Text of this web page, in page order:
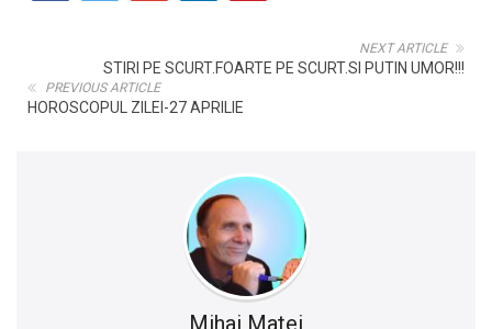
NEXT ARTICLE
STIRI PE SCURT.FOARTE PE SCURT.SI PUTIN UMOR!!!
PREVIOUS ARTICLE
HOROSCOPUL ZILEI-27 APRILIE
Mihai Matei